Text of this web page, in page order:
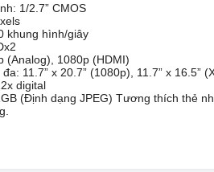
1/2.7” CMOS
khung hình/giây
(Analog), 1080p (HDMI)
11.7” x 20.7” (1080p), 11.7” x 16.5”
digital
(Định dạng JPEG) Tương thích thẻ